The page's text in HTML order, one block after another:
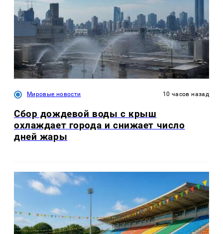
Мировые новости 10 часов назад
Сбор дождевой воды с крыш
охлаждает города и снижает число
дней жары